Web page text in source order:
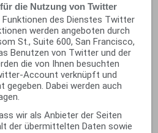
die Nutzung von Twitter
des Dienstes Twitter
werden angeboten durch
St., Suite 600, San Francisco,
Benutzen von Twitter und der
die von Ihnen besuchten
Account verknüpft und
gegeben. Dabei werden auch
wir als Anbieter der Seiten
der übermittelten Daten sowie